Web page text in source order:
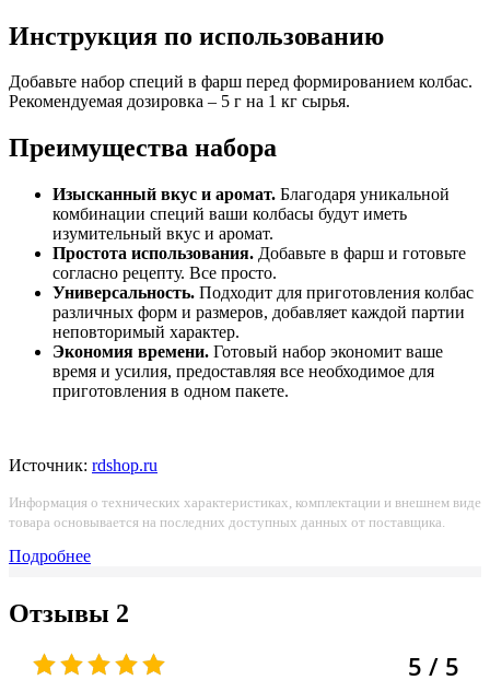
Инструкция по использованию
Добавьте набор специй в фарш перед формированием колбас.
Рекомендуемая дозировка – 5 г на 1 кг сырья.
Преимущества набора
Изысканный вкус и аромат. Благодаря уникальной
комбинации специй ваши колбасы будут иметь
изумительный вкус и аромат.
Простота использования. Добавьте в фарш и готовьте
согласно рецепту. Все просто.
Универсальность. Подходит для приготовления колбас
различных форм и размеров, добавляет каждой партии
неповторимый характер.
Экономия времени. Готовый набор экономит ваше
время и усилия, предоставляя все необходимое для
приготовления в одном пакете.
Источник: rdshop.ru
Информация о технических характеристиках, комплектации и внешнем виде
товара основывается на последних доступных данных от поставщика.
Подробнее
Отзывы 2
5 / 5